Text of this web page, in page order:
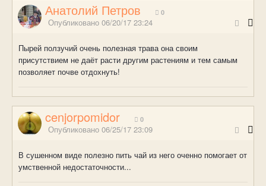
Анатолий Петров 0
Опубликовано 06/20/17 23:24
Пырей ползучий очень полезная трава она своим
присутствием не даёт расти другим растениям и тем самым
позволяет почве отдохнуть!
cenjorpomidor 0
Опубликовано 06/25/17 23:09
В сушенном виде полезно пить чай из него оченно помогает от
умственной недостаточности...